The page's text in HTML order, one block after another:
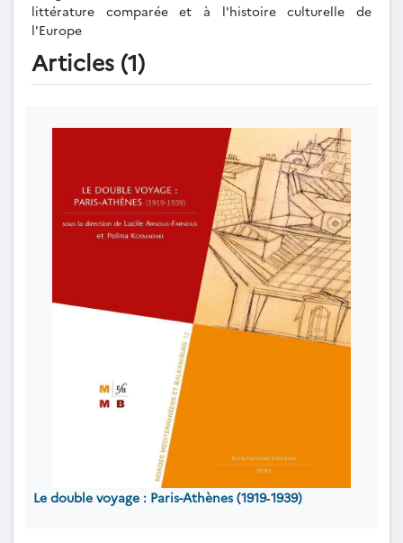
littérature comparée et à l'histoire culturelle de
l'Europe
Articles (1)
Le double voyage : Paris-Athènes (1919‐1939)